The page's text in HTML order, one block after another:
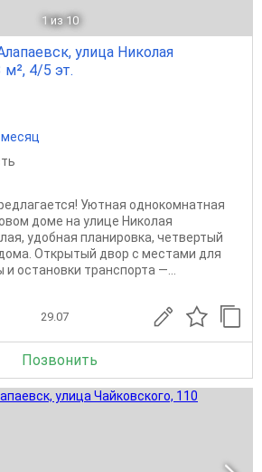
1 из 10
улица Николая
м², 4/5 эт.
месяц
Уютная однокомнатная
доме на улице Николая
удобная планировка, четвертый
Открытый двор с местами для
и остановки транспорта —...
29.07
Позвонить